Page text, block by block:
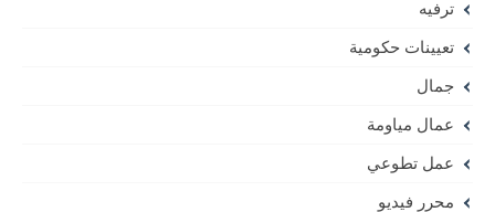
ترفيه
تعيينات حكومية
جمال
عمال مياومة
عمل تطوعي
محرر فيديو